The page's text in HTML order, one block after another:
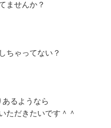
ませんか？
ちゃってない？
あるようなら
ただきたいです＾＾